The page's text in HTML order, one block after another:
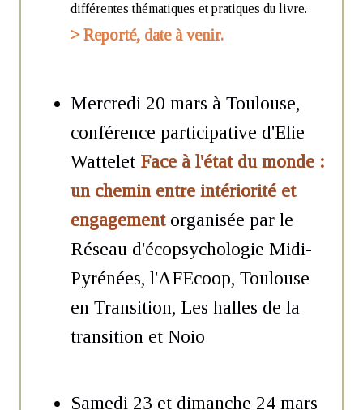
différentes thématiques et pratiques du livre.
>Reporté, date à venir.
Mercredi 20 mars à Toulouse,
conférence participative d'Elie
Wattelet Face à l'état du monde :
un chemin entre intériorité et
engagementorganisée par le
Réseau d'écopsychologie Midi-
Pyrénées, l'AFEcoop, Toulouse
en Transition, Les halles de la
transition et Noio
Samedi 23 et dimanche 24 mars